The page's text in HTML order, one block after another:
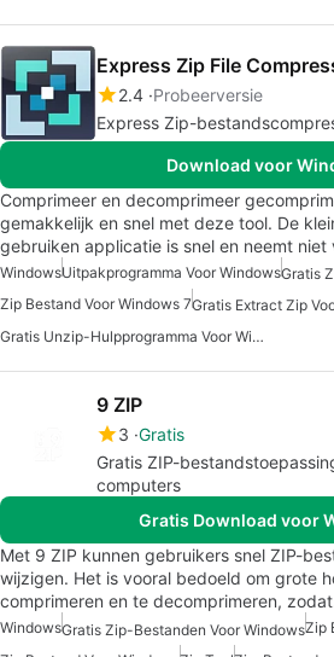
Express Zip File
2.4 Probeerversie
Express Zip-
Download voor
Comprimeer en decomprimeer
gemakkelijk en snel met deze tool. De
gebruiken applicatie is snel en neemt niet
WindowsUitpakprogramma Voor WindowsGratis
Zip Bestand Voor Windows 7Gratis Extract Zip
Gratis Unzip-Hulpprogramma Voor Windows
9 ZIP
3 Gratis
Gratis ZIP-
computers
Gratis Download voor
Met 9 ZIP kunnen gebruikers snel ZIP-
wijzigen. Het is vooral bedoeld om grote
comprimeren en te decomprimeren,
WindowsGratis Zip-Bestanden Voor WindowsZip